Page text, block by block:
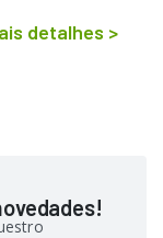
detalhes >